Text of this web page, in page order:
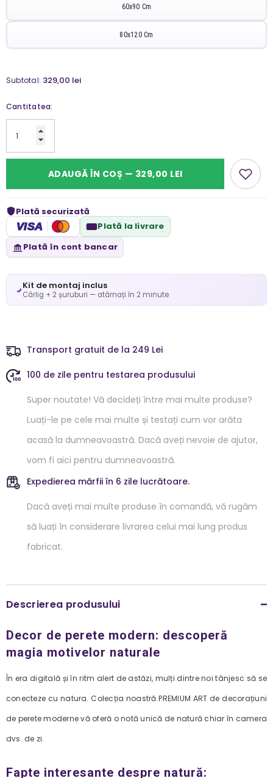
60x90 Cm
80x120 Cm
Subtotal: 329,00 lei
Cantitatea:
ADAUGĂ ÎN COȘ — 329,00 LEI
Plată securizată
VISA
Plată la livrare
Plată în cont bancar
Kit de montaj inclus
Cârlig + 2 șuruburi — atârnați în 2 minute
Transport gratuit de la 249 Lei
100 de zile pentru testarea produsului
Super noutate! Vă decideți între mai multe produse?
Luați-le pe cele mai multe și testați cum vor arăta
acasă la dumneavoastră. Dacă aveți nevoie de ajutor,
vom fi aici pentru dumneavoastră.
Expedierea mărfii în 6 zile lucrătoare.
Dacă aveți mai multe produse în comandă, vă rugăm
să luați în considerare livrarea celui mai lung produs
fabricat.
Descrierea produsului
Decor de perete modern: descoperă
magia motivelor naturale
În era digitală și în ritm alert de astăzi, mulți dintre noi tânjesc să se
conecteze cu natura. Colecția noastră PREMIUM ART de decorațiuni
de perete moderne vă oferă o notă unică de natură chiar în camera
dvs. de zi.
Fapte interesante despre natură: